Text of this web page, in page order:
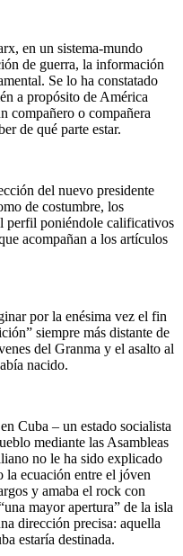
en un sistema-mundo
de guerra, la información
Se lo ha constatado
a propósito de América
compañero o compañera
de qué parte estar.
del nuevo presidente
de costumbre, los
perfil poniéndole calificativos
acompañan a los artículos
por la enésima vez el fin
siempre más distante de
del Granma y el asalto al
nacido.
Cuba – un estado socialista
mediante las Asambleas
no le ha sido explicado
la ecuación entre el jóven
y amaba el rock con
mayor apertura” de la isla
dirección precisa: aquella
estaría destinada.